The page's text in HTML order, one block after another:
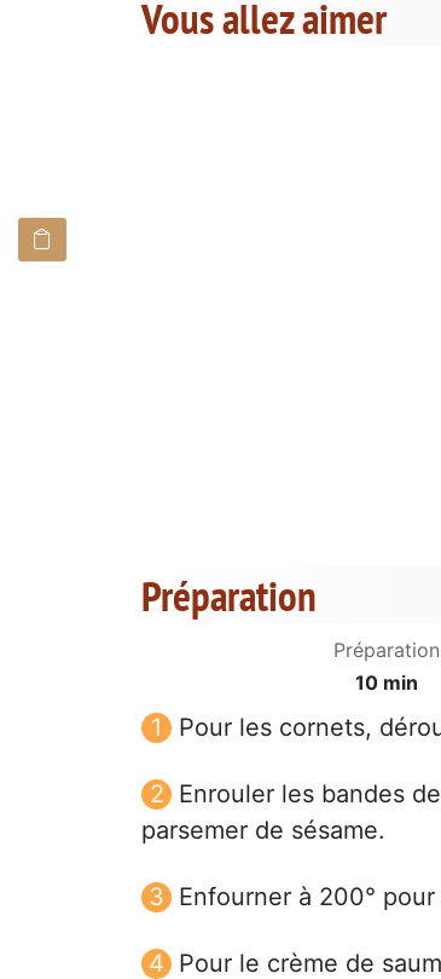
Vous allez aimer
Préparation
Préparation
10 min
Pour les cornets,
Enrouler les bandes
parsemer de sésame.
Enfourner à 200°
Pour le crème de